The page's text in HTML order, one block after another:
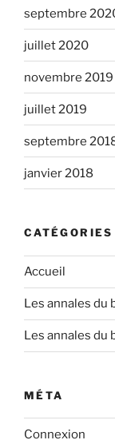
septembre
juillet 2020
novembre 2019
juillet 2019
septembre
janvier 2018
CATÉGORIES
Accueil
Les annales du
Les annales du
MÉTA
Connexion